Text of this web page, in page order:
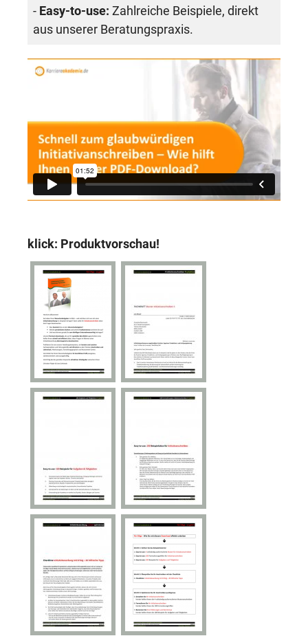
- Easy-to-use: Zahlreiche Beispiele, direkt
aus unserer Beratungspraxis.
klick: Produktvorschau!